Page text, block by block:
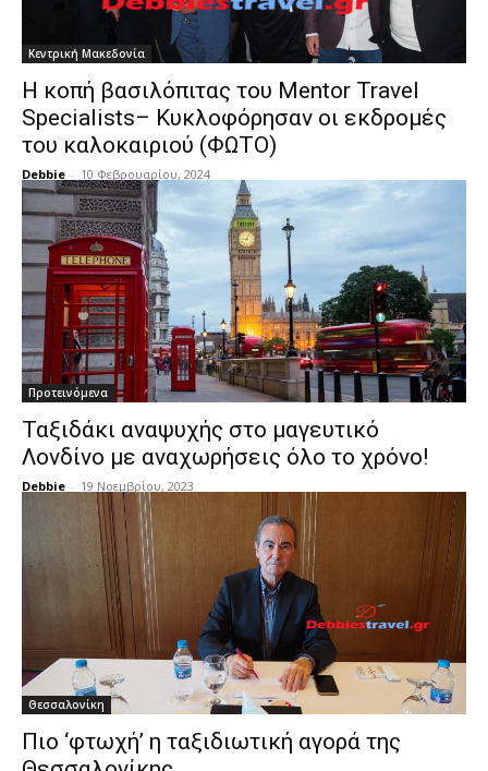
Κεντρική Μακεδονία
Η κοπή βασιλόπιτας του Mentor Travel
Specialists– Κυκλοφόρησαν οι εκδρομές
του καλοκαιριού (ΦΩΤΟ)
Debbie - 10 Φεβρουαρίου, 2024
Προτεινόμενα
Ταξιδάκι αναψυχής στο μαγευτικό
Λονδίνο με αναχωρήσεις όλο το χρόνο!
Debbie - 19 Νοεμβρίου, 2023
Θεσσαλονίκη
Πιο ‘φτωχή’ η ταξιδιωτική αγορά της